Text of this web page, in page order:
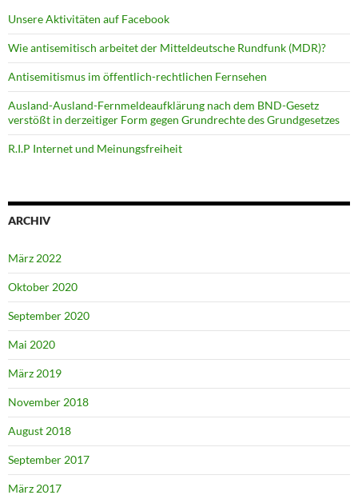
Unsere Aktivitäten auf Facebook
Wie antisemitisch arbeitet der Mitteldeutsche Rundfunk (MDR)?
Antisemitismus im öffentlich-rechtlichen Fernsehen
Ausland-Ausland-Fernmeldeaufklärung nach dem BND-Gesetz
verstößt in derzeitiger Form gegen Grundrechte des Grundgesetzes
R.I.P Internet und Meinungsfreiheit
ARCHIV
März 2022
Oktober 2020
September 2020
Mai 2020
März 2019
November 2018
August 2018
September 2017
März 2017